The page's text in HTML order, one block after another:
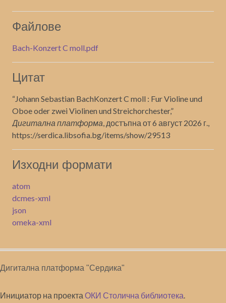
Файлове
Bach-Konzert C moll.pdf
Цитат
“Johann Sebastian BachKonzert C moll : Fur Violine und
Oboe oder zwei Violinen und Streichorchester,”
Дигитална платформа, достъпна от 6 август 2026 г.,
https://serdica.libsofia.bg/items/show/29513
Изходни формати
atom
dcmes-xml
json
omeka-xml
Дигитална платформа "Сердика"
Инициатор на проекта ОКИ Столична библиотека.